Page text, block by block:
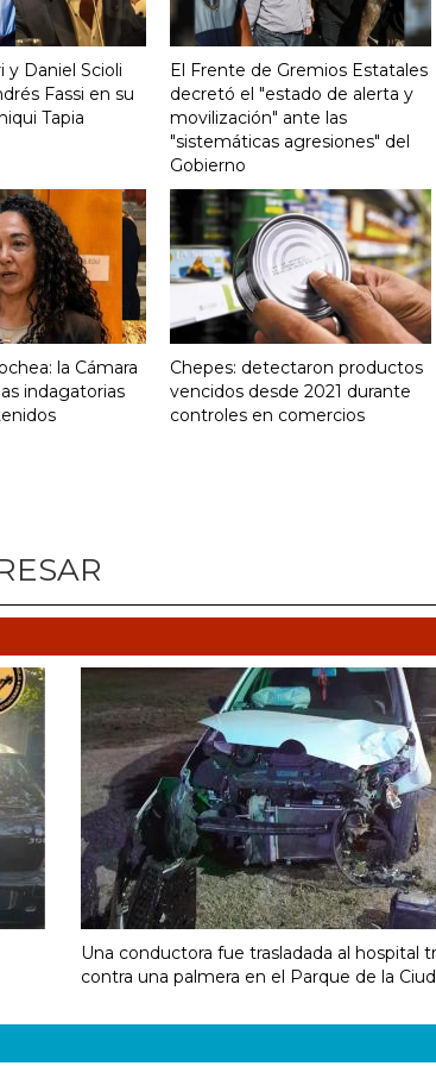
y Daniel Scioli
Fassi en su
Tapia
El Frente de Gremios Estatales
decretó el "estado de alerta y
movilización" ante las
"sistemáticas agresiones" del
Gobierno
la Cámara
indagatorias
Chepes: detectaron productos
vencidos desde 2021 durante
controles en comercios
Una conductora fue trasladada al hospital
contra una palmera en el Parque de la